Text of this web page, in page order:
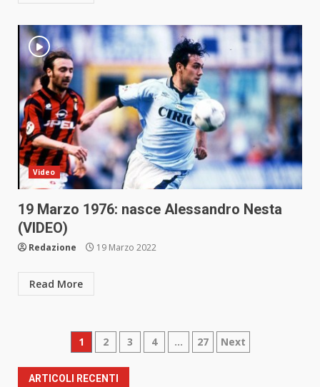
Video
19 Marzo 1976: nasce Alessandro Nesta
(VIDEO)
Redazione 19 Marzo 2022
Read More
Paginazione
degli
1 2 3 4 … 27 Next
ARTICOLI RECENTI